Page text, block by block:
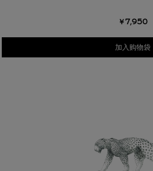
￥7,950
加入购物袋